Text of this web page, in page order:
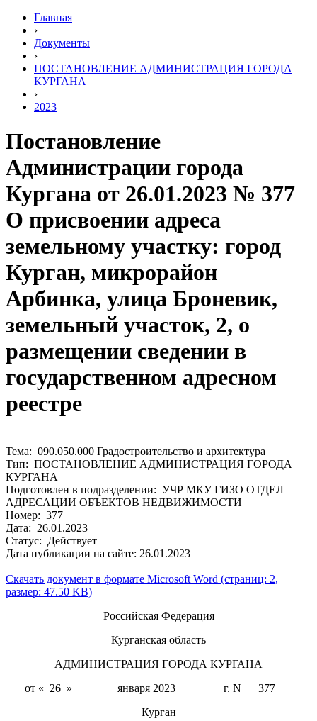
Главная
›
Документы
›
ПОСТАНОВЛЕНИЕ АДМИНИСТРАЦИЯ ГОРОДА
КУРГАНА
›
2023
Постановление
Администрации города
Кургана от 26.01.2023 № 377
О присвоении адреса
земельному участку: город
Курган, микрорайон
Арбинка, улица Броневик,
земельный участок, 2, о
размещении сведении в
государственном адресном
реестре
Тема: 090.050.000 Градостроительство и архитектура
Тип: ПОСТАНОВЛЕНИЕ АДМИНИСТРАЦИЯ ГОРОДА
КУРГАНА
Подготовлен в подразделении: УЧР МКУ ГИЗО ОТДЕЛ
АДРЕСАЦИИ ОБЪЕКТОВ НЕДВИЖИМОСТИ
Номер: 377
Дата: 26.01.2023
Статус: Действует
Дата публикации на сайте: 26.01.2023
Скачать документ в формате Microsoft Word (страниц: 2,
размер: 47.50 KB)
Российская Федерация
Курганская область
АДМИНИСТРАЦИЯ ГОРОДА КУРГАНА
от «_26_»________января 2023________ г. N___377___
Курган